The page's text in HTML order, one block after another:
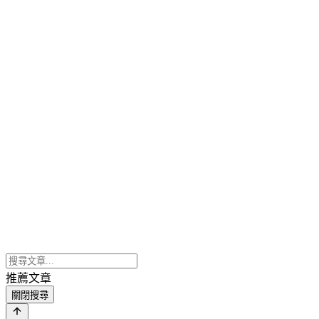
推薦文章
關閉搜尋